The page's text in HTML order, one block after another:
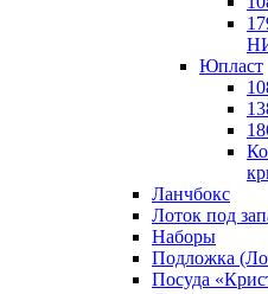
Юпласт
Ланчбокс
Лоток под
Наборы
Подложка
Посуда